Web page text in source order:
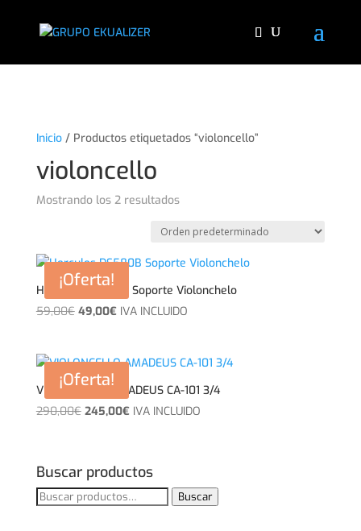
Inicio/ Productos etiquetados “violoncello”
violoncello
Mostrando los 2 resultados
¡Oferta!
Hercules DS580B Soporte Violonchelo
59,00€ El
era:
59,00€.
49,00€El
es:
49,00€.
IVA INCLUIDO
¡Oferta!
VIOLONCELLO AMADEUS CA-101 3/4
290,00€ El
era:
290,00€.
245,00€El
es:
245,00€.
IVA INCLUIDO
Buscar productos
Buscar
Buscar